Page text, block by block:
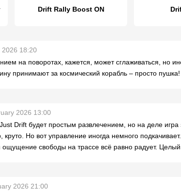
Drift Rally Boost ON
2026 18:20
на поворотах, кажется, может сглаживаться, но
принимают за космический корабль – просто пушка!
2026 13:00
Drift будет простым развлечением, но на деле игра
круто. Но вот управление иногда немного
ощущение свободы на трассе всё равно радует.
2026 21:00